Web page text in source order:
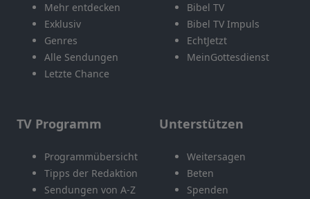
Mehr entdecken
Exklusiv
Genres
Alle Sendungen
Letzte Chance
Bibel TV
Bibel TV Impuls
EchtJetzt
MeinGottesdienst
TV Programm
Programmübersicht
Tipps der Redaktion
Sendungen von A-Z
Unterstützen
Weitersagen
Beten
Spenden